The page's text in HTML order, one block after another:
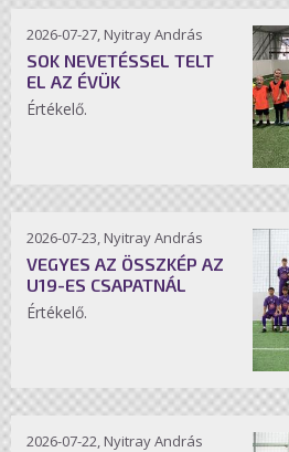
2026-07-27, Nyitray András
SOK NEVETÉSSEL TELT
EL AZ ÉVÜK
Értékelő.
2026-07-23, Nyitray András
VEGYES AZ ÖSSZKÉP AZ
U19-ES CSAPATNÁL
Értékelő.
2026-07-22, Nyitray András